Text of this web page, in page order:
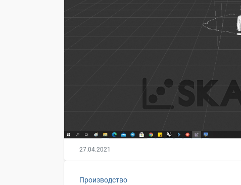
27.04.2021
Производство